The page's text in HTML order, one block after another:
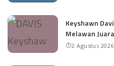
Keyshawn
Melawan
2 Agustus